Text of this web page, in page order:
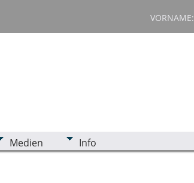
VORNAME:
Medien Info